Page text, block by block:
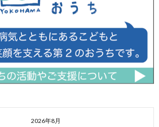
2026年8月